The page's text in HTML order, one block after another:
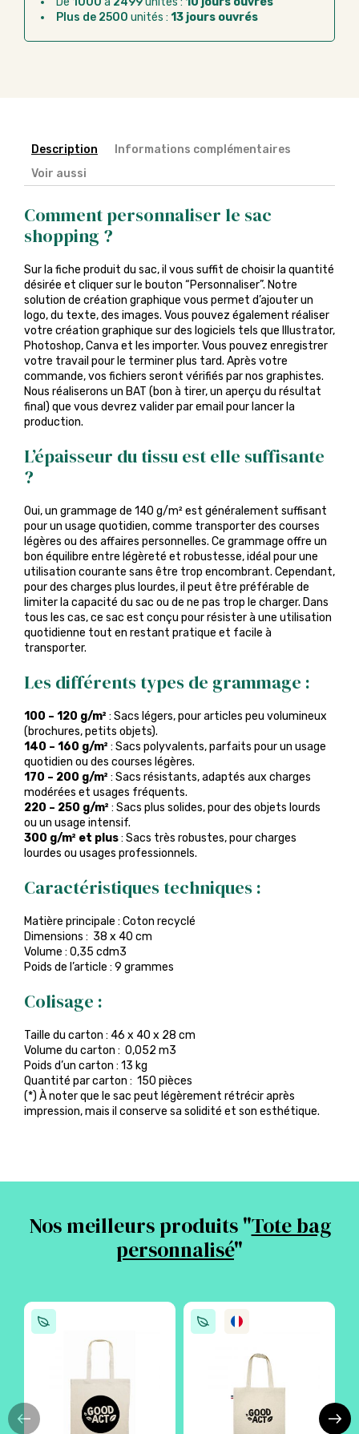
administratif après la commande
Plus de 2500 unités : 13 jours ouvrés
Description
Informations complémentaires
Voir aussi
Comment personnaliser le sac
shopping ?
Sur la fiche produit du sac, il vous suffit de choisir la quantité
désirée et cliquer sur le bouton “Personnaliser”. Notre
solution de création graphique vous permet d’ajouter un
logo, du texte, des images. Vous pouvez également réaliser
votre création graphique sur des logiciels tels que Illustrator,
Photoshop, Canva et les importer. Vous pouvez enregistrer
votre travail pour le terminer plus tard. Après votre
commande, vos fichiers seront vérifiés par nos graphistes.
Nous réaliserons un BAT (bon à tirer, un aperçu du résultat
final) que vous devrez valider par email pour lancer la
production.
L’épaisseur du tissu est elle suffisante
?
Oui, un grammage de 140 g/m² est généralement suffisant
pour un usage quotidien, comme transporter des courses
légères ou des affaires personnelles. Ce grammage offre un
bon équilibre entre légèreté et robustesse, idéal pour une
utilisation courante sans être trop encombrant. Cependant,
pour des charges plus lourdes, il peut être préférable de
limiter la capacité du sac ou de ne pas trop le charger. Dans
tous les cas, ce sac est conçu pour résister à une utilisation
quotidienne tout en restant pratique et facile à
transporter.
Les différents types de grammage :
100 – 120 g/m² : Sacs légers, pour articles peu volumineux
(brochures, petits objets).
140 – 160 g/m² : Sacs polyvalents, parfaits pour un usage
quotidien ou des courses légères.
170 – 200 g/m² : Sacs résistants, adaptés aux charges
modérées et usages fréquents.
220 – 250 g/m² : Sacs plus solides, pour des objets lourds
ou un usage intensif.
300 g/m² et plus: Sacs très robustes, pour charges
lourdes ou usages professionnels.
Caractéristiques techniques :
Matière principale : Coton recyclé
Dimensions : 38 x 40 cm
Volume : 0,35 cdm3
Poids de l’article : 9 grammes
Colisage :
Taille du carton : 46 x 40 x 28 cm
Volume du carton : 0,052 m3
Poids d’un carton : 13 kg
Quantité par carton : 150 pièces
(*) À noter que le sac peut légèrement rétrécir après
impression, mais il conserve sa solidité et son esthétique.
Nos meilleurs produits "Tote bag
personnalisé"